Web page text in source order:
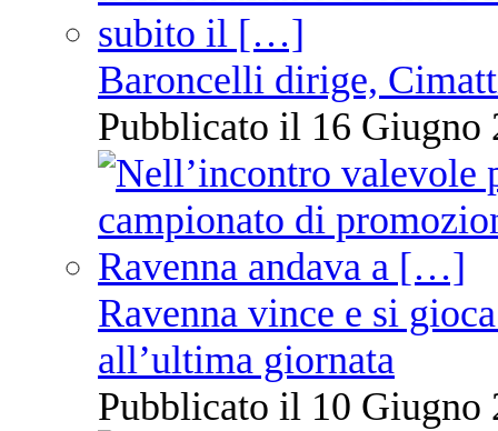
Baroncelli dirige,
Pubblicato il 16 Giugno
Ravenna vince e si
all’ultima giornata
Pubblicato il 10 Giugno